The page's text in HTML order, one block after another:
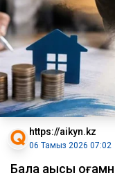
https://aikyn.kz
06 Тамыз 2026 07:02
Бала ақысы